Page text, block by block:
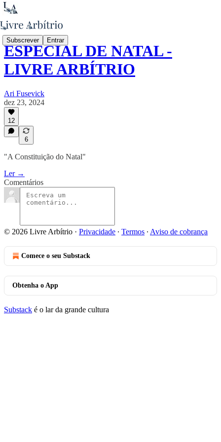
Subscrever Entrar
ESPECIAL DE NATAL -
LIVRE ARBÍTRIO
Ari Fusevick
dez 23, 2024
12
6
"A Constituição do Natal"
Ler →
Comentários
© 2026 Livre Arbítrio · Privacidade ∙ Termos ∙ Aviso de cobrança
Comece o seu Substack
Obtenha o App
Substack é o lar da grande cultura